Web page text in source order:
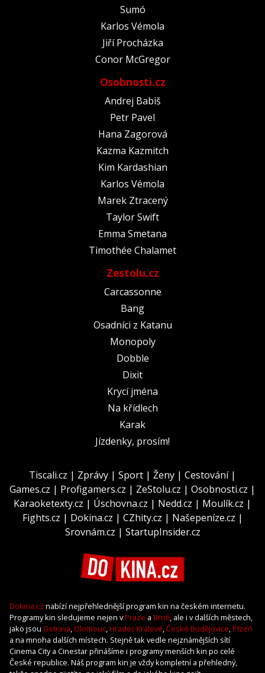
Sumó
Karlos Vémola
Jiří Procházka
Conor McGregor
Osobnosti.cz
Andrej Babiš
Petr Pavel
Hana Zagorová
Kazma Kazmitch
Kim Kardashian
Karlos Vémola
Marek Ztracený
Taylor Swift
Emma Smetana
Timothée Chalamet
Zestolu.cz
Carcassonne
Bang
Osadníci z Katanu
Monopoly
Dobble
Dixit
Krycí jména
Na křídlech
Karak
Jízdenky, prosím!
Tiscali.cz | Zprávy | Sport | Ženy | Cestování|
Games.cz | Profigamers.cz | ZeStolu.cz | Osobnosti.cz |
Karaoketexty.cz | Úschovna.cz | Nedd.cz | Moulík.cz |
Fights.cz | Dokina.cz | CZhity.cz | Našepeníze.cz |
Srovnám.cz | StartupInsider.cz
Dokina.cz nabízí nejpřehlednější program kin na českém internetu.
Programy kin sledujeme nejen vPraze a Brně, ale i v dalších městech,
jako jsou Ostrava, Olomouc,Hradec Králové,České Budějovice,Plzeň
a na mnoha dalších místech. Stejně tak vedle nejznámějších sítí
Cinema City a Cinestar přinášíme i programy menších kin po celé
České republice. Náš program kin je vždy kompletní a přehledný,